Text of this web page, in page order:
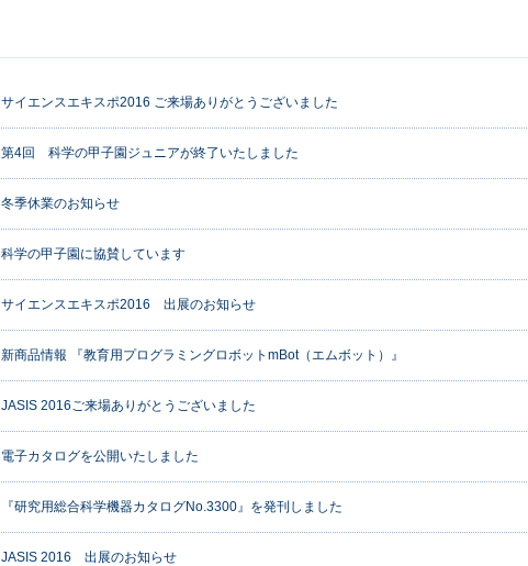
サイエンスエキスポ2016 ご来場ありがとうございました
第4回 科学の甲子園ジュニアが終了いたしました
冬季休業のお知らせ
科学の甲子園に協賛しています
サイエンスエキスポ2016 出展のお知らせ
新商品情報 『教育用プログラミングロボットmBot（エムボット）』
JASIS 2016ご来場ありがとうございました
電子カタログを公開いたしました
『研究用総合科学機器カタログNo.3300』を発刊しました
JASIS 2016 出展のお知らせ